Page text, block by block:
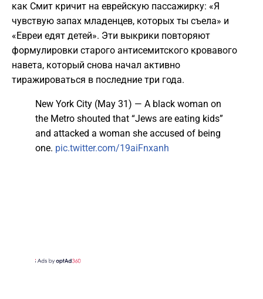
как Смит кричит на еврейскую пассажирку: «Я
чувствую запах младенцев, которых ты съела» и
«Евреи едят детей». Эти выкрики повторяют
формулировки старого антисемитского кровавого
навета, который снова начал активно
тиражироваться в последние три года.
New York City (May 31) — A black woman on
the Metro shouted that “Jews are eating kids”
and attacked a woman she accused of being
one. pic.twitter.com/19aiFnxanh